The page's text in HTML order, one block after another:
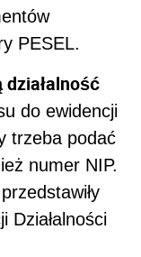
PESEL.
do ewidencji
trzeba podać
numer NIP.
Działalności